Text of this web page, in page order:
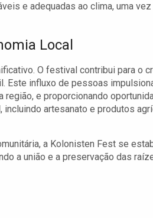
e adequadas ao clima, uma
Local
O festival contribui para o
Este influxo de pessoas
e proporcionando
artesanato e produtos
a Kolonisten Fest se
a união e a preservação das